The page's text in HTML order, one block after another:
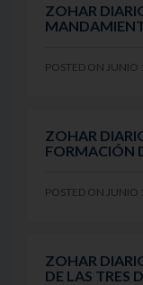
ZOHAR
POSTED ON JUNIO
ZOHAR
FORMACIÓN
POSTED ON JUNIO
ZOHAR
DE LAS TRES